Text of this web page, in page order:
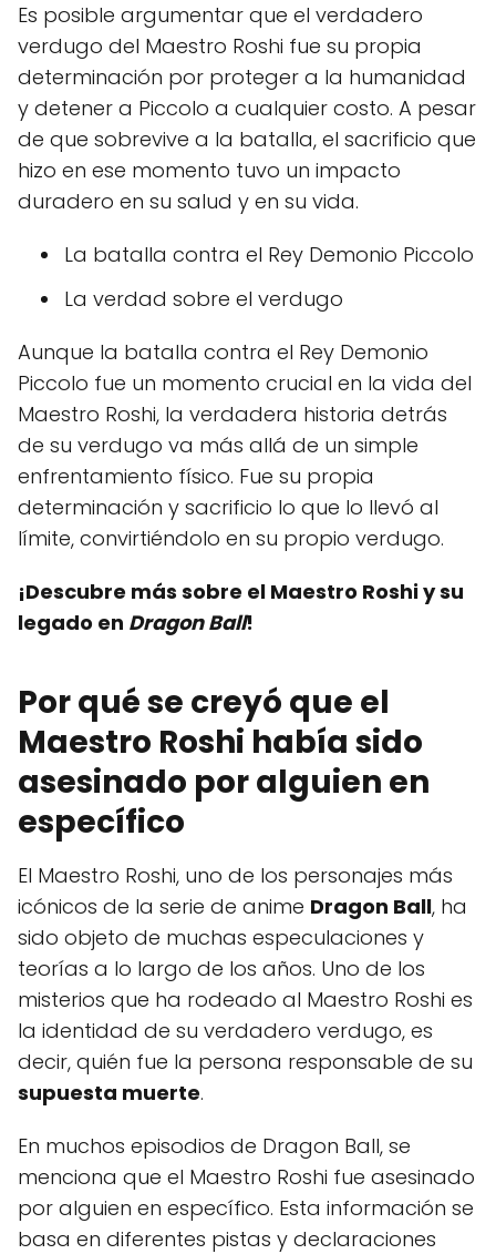
Es posible argumentar que el verdadero
verdugo del Maestro Roshi fue su propia
determinación por proteger a la humanidad
y detener a Piccolo a cualquier costo. A pesar
de que sobrevive a la batalla, el sacrificio que
hizo en ese momento tuvo un impacto
duradero en su salud y en su vida.
La batalla contra el Rey Demonio Piccolo
La verdad sobre el verdugo
Aunque la batalla contra el Rey Demonio
Piccolo fue un momento crucial en la vida del
Maestro Roshi, la verdadera historia detrás
de su verdugo va más allá de un simple
enfrentamiento físico. Fue su propia
determinación y sacrificio lo que lo llevó al
límite, convirtiéndolo en su propio verdugo.
¡Descubre más sobre el Maestro Roshi y su
legado en Dragon Ball!
Por qué se creyó que el
Maestro Roshi había sido
asesinado por alguien en
específico
El Maestro Roshi, uno de los personajes más
icónicos de la serie de anime Dragon Ball, ha
sido objeto de muchas especulaciones y
teorías a lo largo de los años. Uno de los
misterios que ha rodeado al Maestro Roshi es
la identidad de su verdadero verdugo, es
decir, quién fue la persona responsable de su
supuesta muerte.
En muchos episodios de Dragon Ball, se
menciona que el Maestro Roshi fue asesinado
por alguien en específico. Esta información se
basa en diferentes pistas y declaraciones